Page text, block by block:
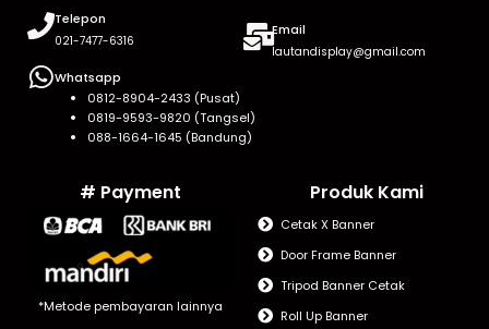
Telepon
021-7477-6316
Email
lautandisplay@gmail.com
Whatsapp
0812-8904-2433 (Pusat)
0819-9593-9820 (Tangsel)
088-1664-1645 (Bandung)
# Payment
*Metode pembayaran lainnya
Produk Kami
Cetak X Banner
Door Frame Banner
Tripod Banner Cetak
Roll Up Banner